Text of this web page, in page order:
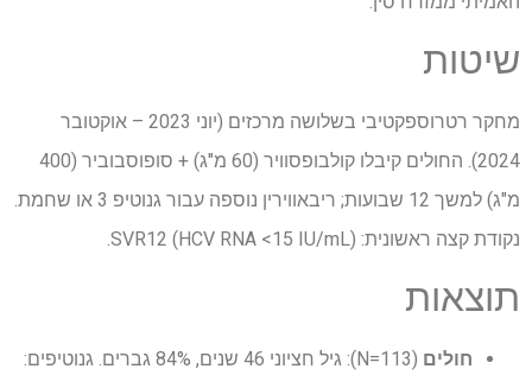
שיטות
מחקר רטרוספקטיבי בשלושה מרכזים (יוני 2023 – אוקטובר
2024). החולים קיבלו קולבופסוויר (60 מ"ג) + סופוסבוביר (400
מ"ג) למשך 12 שבועות; ריבאווירין נוספה עבור גנוטיפ 3 או שחמת.
נקודת קצה ראשונית: SVR12 (HCV RNA <15 IU/mL).
תוצאות
חולים
(N=113): גיל חציוני 46 שנים, 84% גברים. גנוטיפים: